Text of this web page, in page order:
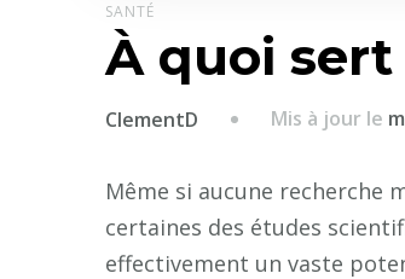
SANTÉ
À quoi sert
ClementD Mis à jour le
Même si aucune recherche
certaines des études
effectivement un vaste